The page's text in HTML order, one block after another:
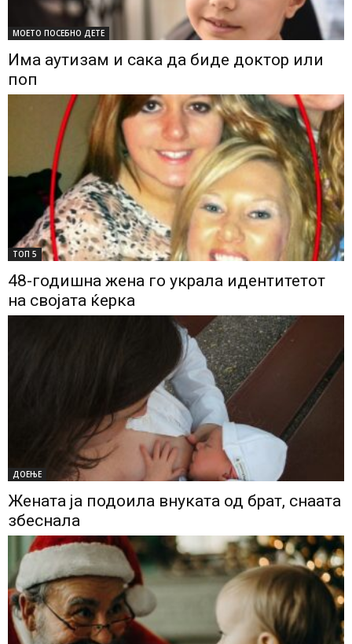
МОЕТО ПОСЕБНО ДЕТЕ
Има аутизам и сака да биде доктор или
поп
ТОП 5
48-годишна жена го украла идентитетот
на својата ќерка
ДОЕЊЕ
Жената ја подоила внуката од брат, снаата
збеснала